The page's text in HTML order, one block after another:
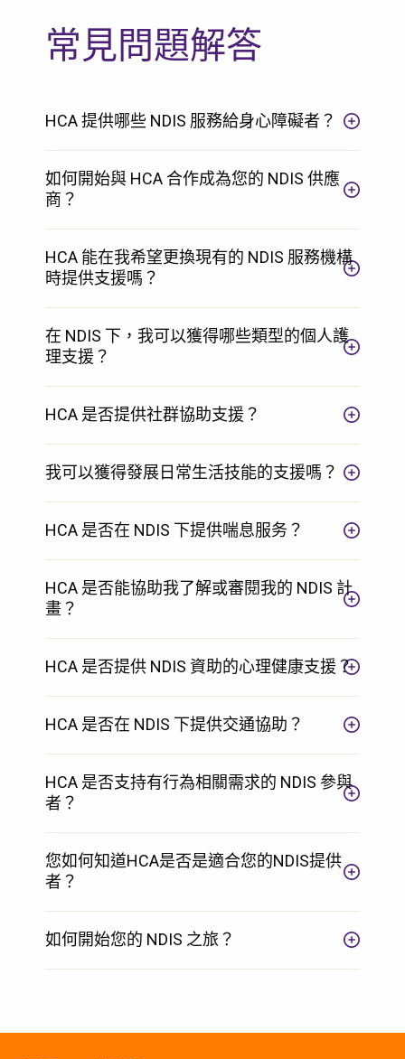
常見問題解答
HCA 提供哪些 NDIS 服務給身心障礙者？
如何開始與 HCA 合作成為您的 NDIS 供應
商？
HCA 能在我希望更換現有的 NDIS 服務機構
時提供支援嗎？
在 NDIS 下，我可以獲得哪些類型的個人護
理支援？
HCA 是否提供社群協助支援？
我可以獲得發展日常生活技能的支援嗎？
HCA 是否在 NDIS 下提供喘息服务？
HCA 是否能協助我了解或審閱我的 NDIS 計
畫？
HCA 是否提供 NDIS 資助的心理健康支援？
HCA 是否在 NDIS 下提供交通協助？
HCA 是否支持有行為相關需求的 NDIS 參與
者？
您如何知道HCA是否是適合您的NDIS提供
者？
如何開始您的 NDIS 之旅？